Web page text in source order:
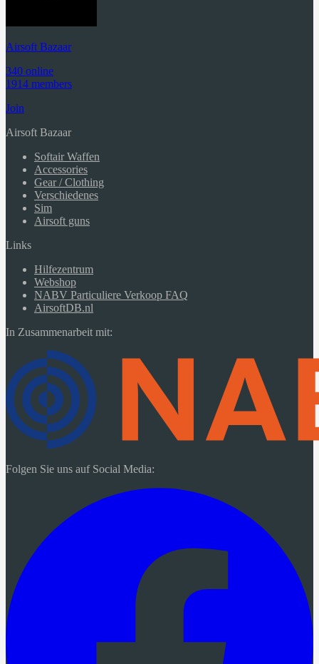
Airsoft Bazaar
340 online
1914 members
Join
Airsoft Bazaar
Softair Waffen
Accessories
Gear / Clothing
Verschiedenes
Sim
Airsoft guns
Links
Hilfezentrum
Webshop
NABV Particuliere Verkoop FAQ
AirsoftDB.nl
In Zusammenarbeit mit:
Folgen Sie uns auf Social Media: